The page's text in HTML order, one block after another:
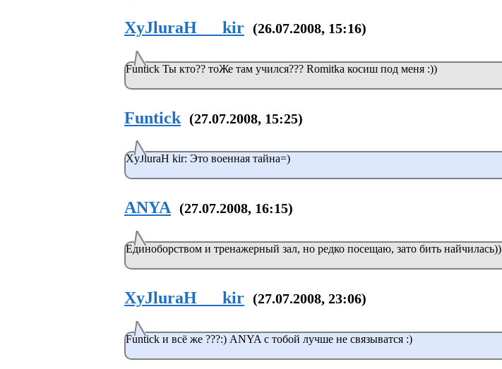
XyJluraH___kir (26.07.2008, 15:16)
Funtick Ты кто?? тоЖе там учился??? Romitka косиш под меня :))
Funtick (27.07.2008, 15:25)
XyJluraH kir: Это военная тайна=)
ANYA (27.07.2008, 16:15)
Единоборством и тренажерный зал, но редко посещаю, зато бить найчилась))
XyJluraH___kir (27.07.2008, 23:06)
Funtick и всё же ???:) ANYA с тобой лучше не связыватся :)